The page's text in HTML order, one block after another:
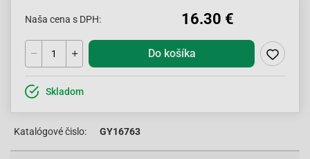
Naša cena s DPH: 16.30 €
Do košíka
Skladom
Katalógové čislo: GY16763